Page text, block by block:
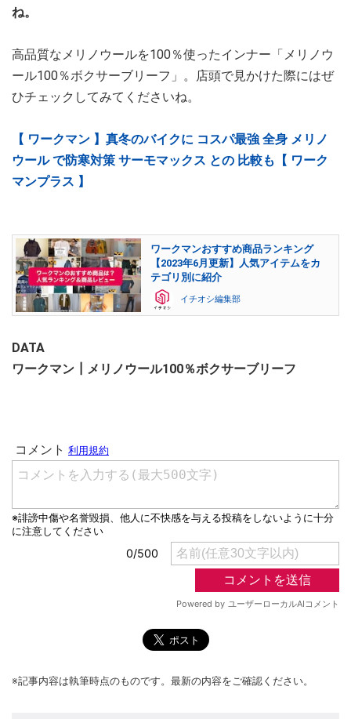
ね。
高品質なメリノウールを100％使ったインナー「メリノウ
ール100％ボクサーブリーフ」。店頭で見かけた際にはぜ
ひチェックしてみてくださいね。
【 ワークマン 】真冬のバイクに コスパ最強 全身 メリノ
ウール で防寒対策 サーモマックス との 比較も【 ワーク
マンプラス 】
ワークマンおすすめ商品ランキング
【2023年6月更新】人気アイテムをカ
テゴリ別に紹介
イチオシ編集部
DATA
ワークマン┃メリノウール100％ボクサーブリーフ
※記事内容は執筆時点のものです。最新の内容をご確認ください。